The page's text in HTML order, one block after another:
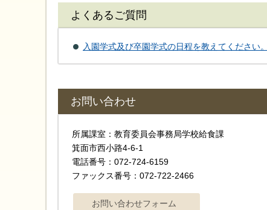
よくあるご質問
入園学式及び卒園学式の日程を教えてください。
お問い合わせ
所属課室：教育委員会事務局学校給食課
箕面市西小路4-6-1
電話番号：072-724-6159
ファックス番号：072-722-2466